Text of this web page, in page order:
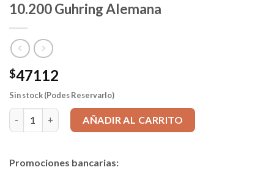
10.200 Guhring Alemana
$47112
Sin stock (Podes Reservarlo)
Mecha HSS-Co d 10,200mm CORTA REVESTIDA Tin
AÑADIR AL CARRITO
Promociones bancarias: